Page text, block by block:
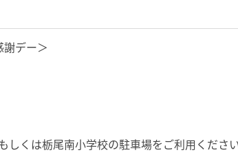
デー＞
くは栃尾南小学校の駐車場をご利用ください